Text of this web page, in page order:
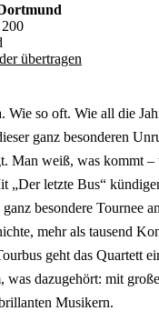
übertragen
Wie so oft. Wie all die
ganz besonderen
Man weiß, was kommt –
„Der letzte Bus“
besondere Tournee
mehr als tausend
geht das Quartett
was dazugehört: mit
Musikern.